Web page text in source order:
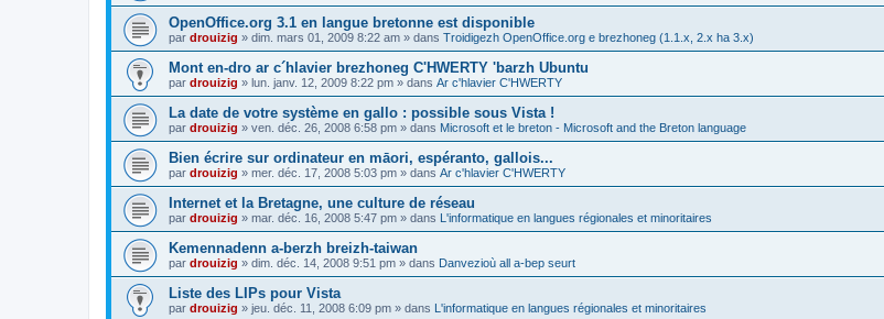
OpenOffice.org 3.1 en langue bretonne est disponible
par drouizig » dim. mars 01, 2009 8:22 am » dans Troidigezh OpenOffice.org e brezhoneg (1.1.x, 2.x ha 3.x)
Mont en-dro ar c´hlavier brezhoneg C'HWERTY 'barzh Ubuntu
par drouizig » lun. janv. 12, 2009 8:22 pm » dans Ar c'hlavier C'HWERTY
La date de votre système en gallo : possible sous Vista !
par drouizig » ven. déc. 26, 2008 6:58 pm » dans Microsoft et le breton - Microsoft and the Breton language
Bien écrire sur ordinateur en māori, espéranto, gallois...
par drouizig » mer. déc. 17, 2008 5:03 pm » dans Ar c'hlavier C'HWERTY
Internet et la Bretagne, une culture de réseau
par drouizig » mar. déc. 16, 2008 5:47 pm » dans L'informatique en langues régionales et minoritaires
Kemennadenn a-berzh breizh-taiwan
par drouizig » dim. déc. 14, 2008 9:51 pm » dans Danvezioù all a-bep seurt
Liste des LIPs pour Vista
par drouizig » jeu. déc. 11, 2008 6:09 pm » dans L'informatique en langues régionales et minoritaires